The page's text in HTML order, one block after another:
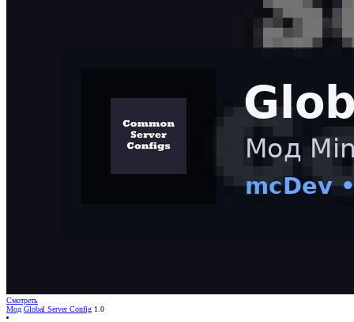
Смотреть
Мод Global Server Config 1.0